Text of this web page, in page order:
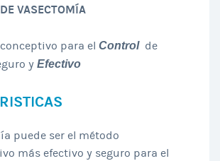
VASECTOMÍA
para el Control de
y Efectivo
puede ser el método
más efectivo y seguro para el